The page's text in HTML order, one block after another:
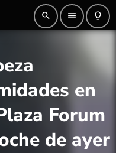
search menu lightbulb_outline
en
Forum
de ayer